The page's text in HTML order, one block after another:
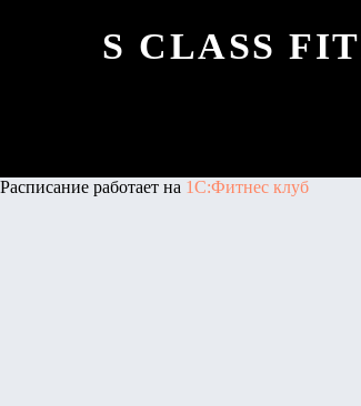
S CLASS
Расписание работает на 1С:Фитнес клуб